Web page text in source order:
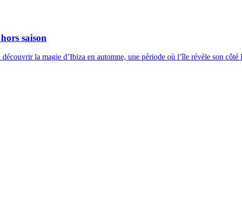
saison
la magie d’Ibiza en automne, une période où l’île révèle son côté